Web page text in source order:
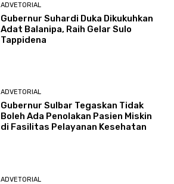
ADVETORIAL
Gubernur Suhardi Duka Dikukuhkan
Adat Balanipa, Raih Gelar Sulo
Tappidena
ADVETORIAL
Gubernur Sulbar Tegaskan Tidak
Boleh Ada Penolakan Pasien Miskin
di Fasilitas Pelayanan Kesehatan
ADVETORIAL